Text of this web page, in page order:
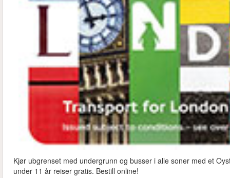
Kjør ubgrenset med undergrunn og busser i alle soner med et
under 11 år reiser gratis. Bestill online!